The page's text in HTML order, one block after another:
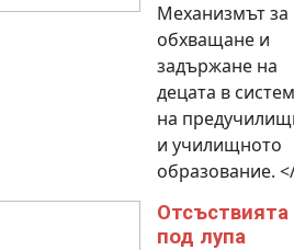
Механизмът за
обхващане и
задържане на
децата в
на
и училищното
образование.
Отсъствията
под лупа